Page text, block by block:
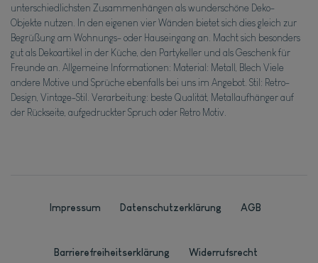
unterschiedlichsten Zusammenhängen als wunderschöne Deko-
Objekte nutzen. In den eigenen vier Wänden bietet sich dies gleich zur
Begrüßung am Wohnungs- oder Hauseingang an. Macht sich besonders
gut als Dekoartikel in der Küche, den Partykeller und als Geschenk für
Freunde an. Allgemeine Informationen: Material: Metall, Blech Viele
andere Motive und Sprüche ebenfalls bei uns im Angebot. Stil: Retro-
Design, Vintage-Stil. Verarbeitung: beste Qualität, Metallaufhänger auf
der Rückseite, aufgedruckter Spruch oder Retro Motiv.
Impressum Daten­schutz­erklärung AGB
Barrierefreiheitserklärung Widerrufs­recht